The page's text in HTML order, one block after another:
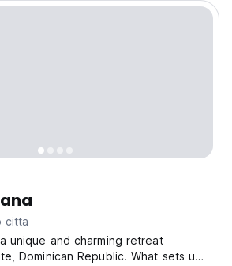
citta
unique and charming retreat
Dominican Republic. What sets us